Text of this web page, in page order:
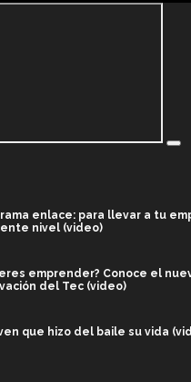
enlace: para llevar a tu
nivel (video)
emprender? Conoce el
del Tec (video)
que hizo del baile su vida